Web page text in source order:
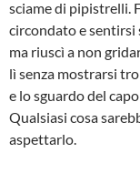
sciame di pipistrelli.
circondato e sentirsi
ma riuscì a non
lì senza mostrarsi
e lo sguardo del
Qualsiasi cosa
aspettarlo.